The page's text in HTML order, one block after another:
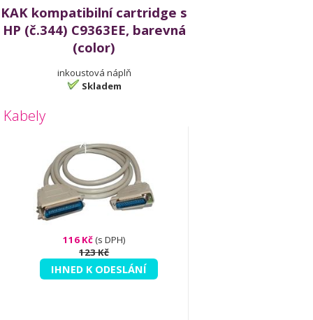
KAK kompatibilní cartridge s
HP (č.344) C9363EE, barevná
(color)
inkoustová náplň
Skladem
Kabely
116 Kč(s DPH)
123 Kč
IHNED K ODESLÁNÍ